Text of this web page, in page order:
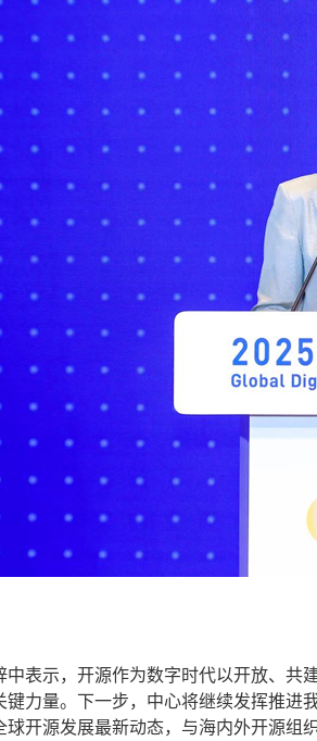
中表示，开源作为数字时代以开放、共
键力量。下一步，中心将继续发挥推进
球开源发展最新动态，与海内外开源组